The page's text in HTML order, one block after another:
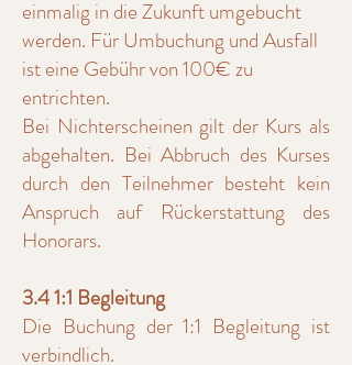
einmalig in die Zukunft umgebucht
werden. Für Umbuchung und Ausfall
ist eine Gebühr von 100€ zu
entrichten.
Bei Nichterscheinen gilt der Kurs als
abgehalten. Bei Abbruch des Kurses
durch den Teilnehmer besteht kein
Anspruch auf Rückerstattung des
Honorars.
3.4 1:1 Begleitung
Die Buchung der 1:1 Begleitung ist
verbindlich.